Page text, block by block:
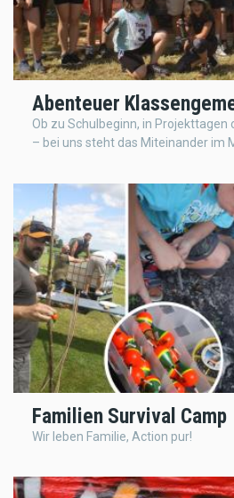
Abenteuer
Ob zu Schulbeginn, in Projekttagen
– bei uns steht das Miteinander im
Familien Survival Camp
Wir leben Familie, Action pur!